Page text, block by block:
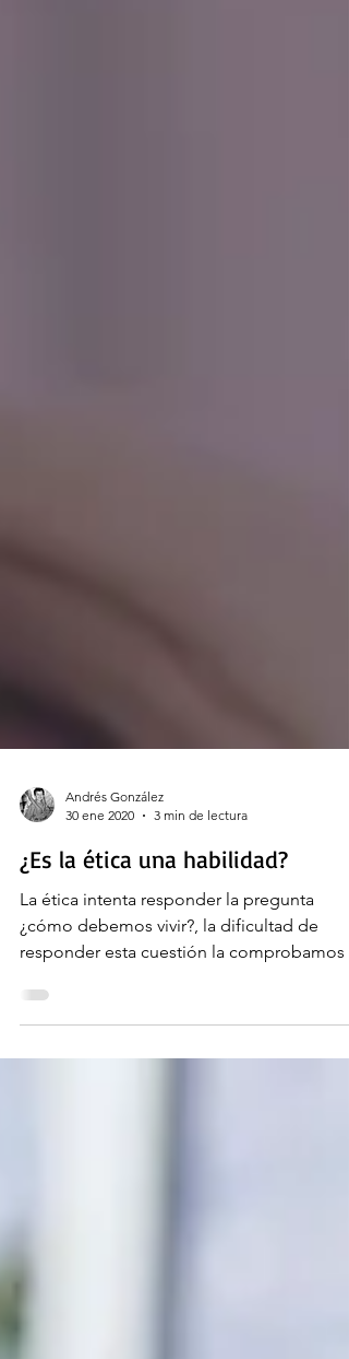
30 ene 2020
3 min de lectura
¿Es la ética una habilidad?
La ética intenta responder la pregunta
responder esta cuestión la comprobamos
estar inmersos en la